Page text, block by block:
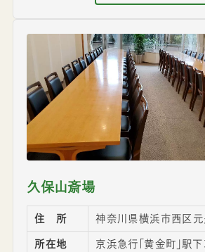
久保山斎場
住 所 神奈川県横浜市西区
所在地
京浜急行｢黄金町｣駅